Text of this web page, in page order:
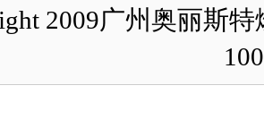
2009广州奥丽斯